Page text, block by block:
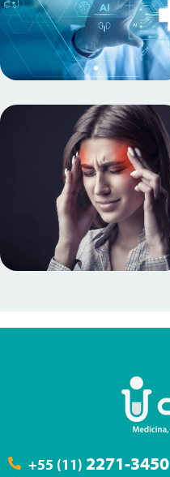
+55 (11) 2271-3450